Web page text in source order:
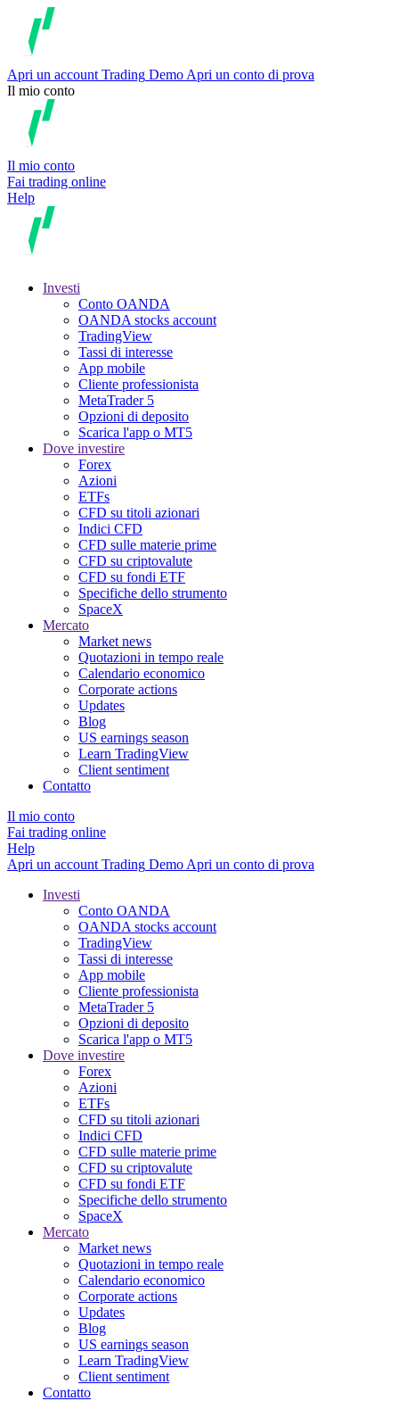
Apri un account Trading Demo Apri un conto di prova
Il mio conto
Il mio conto
Fai trading online
Help
Investi
Conto OANDA
OANDA stocks account
TradingView
Tassi di interesse
App mobile
Cliente professionista
MetaTrader 5
Opzioni di deposito
Scarica l'app o MT5
Dove investire
Forex
Azioni
ETFs
CFD su titoli azionari
Indici CFD
CFD sulle materie prime
CFD su criptovalute
CFD su fondi ETF
Specifiche dello strumento
SpaceX
Mercato
Market news
Quotazioni in tempo reale
Calendario economico
Corporate actions
Updates
Blog
US earnings season
Learn TradingView
Client sentiment
Contatto
Il mio conto
Fai trading online
Help
Apri un account Trading Demo Apri un conto di prova
Investi
Conto OANDA
OANDA stocks account
TradingView
Tassi di interesse
App mobile
Cliente professionista
MetaTrader 5
Opzioni di deposito
Scarica l'app o MT5
Dove investire
Forex
Azioni
ETFs
CFD su titoli azionari
Indici CFD
CFD sulle materie prime
CFD su criptovalute
CFD su fondi ETF
Specifiche dello strumento
SpaceX
Mercato
Market news
Quotazioni in tempo reale
Calendario economico
Corporate actions
Updates
Blog
US earnings season
Learn TradingView
Client sentiment
Contatto